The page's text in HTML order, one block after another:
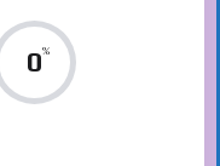
0%